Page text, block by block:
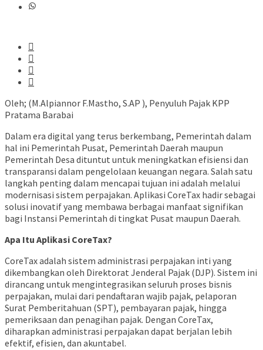
Oleh; (M.Alpiannor F.Mastho, S.AP ), Penyuluh Pajak KPP
Pratama Barabai
Dalam era digital yang terus berkembang, Pemerintah dalam
hal ini Pemerintah Pusat, Pemerintah Daerah maupun
Pemerintah Desa dituntut untuk meningkatkan efisiensi dan
transparansi dalam pengelolaan keuangan negara. Salah satu
langkah penting dalam mencapai tujuan ini adalah melalui
modernisasi sistem perpajakan. Aplikasi CoreTax hadir sebagai
solusi inovatif yang membawa berbagai manfaat signifikan
bagi Instansi Pemerintah di tingkat Pusat maupun Daerah.
Apa Itu Aplikasi CoreTax?
CoreTax adalah sistem administrasi perpajakan inti yang
dikembangkan oleh Direktorat Jenderal Pajak (DJP). Sistem ini
dirancang untuk mengintegrasikan seluruh proses bisnis
perpajakan, mulai dari pendaftaran wajib pajak, pelaporan
Surat Pemberitahuan (SPT), pembayaran pajak, hingga
pemeriksaan dan penagihan pajak. Dengan CoreTax,
diharapkan administrasi perpajakan dapat berjalan lebih
efektif, efisien, dan akuntabel.